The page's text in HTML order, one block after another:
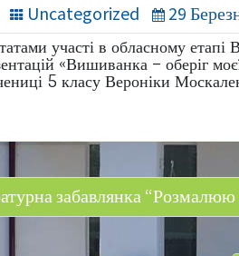
Uncategorized 29
участі в обласному етапі
«Вишиванка – оберіг
5 класу Вероніки
забавлянка “Розмалюю